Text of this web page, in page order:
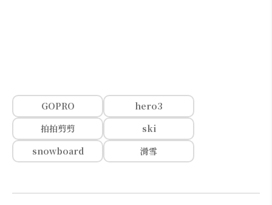
GOPRO
hero3
拍拍剪剪
ski
snowboard
滑雪